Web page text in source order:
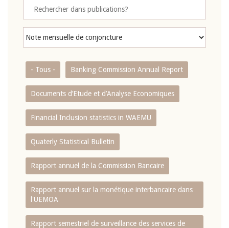
- Tous - Banking Commission Annual Report
Documents d’Etude et d’Analyse Economiques
Financial Inclusion statistics in WAEMU
Quaterly Statistical Bulletin
Rapport annuel de la Commission Bancaire
Rapport annuel sur la monétique interbancaire dans
l'UEMOA
Rapport semestriel de surveillance des services de